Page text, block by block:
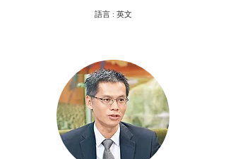
​語言 : 英文